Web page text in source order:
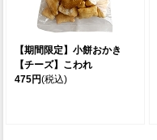
【期間限定】小餅おかき
【チーズ】こわれ
475円(税込)